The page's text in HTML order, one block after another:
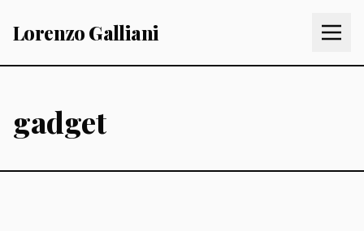
Lorenzo Galliani
gadget